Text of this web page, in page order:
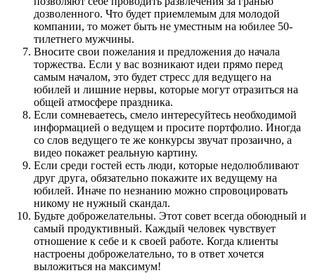
дозволенного. Что будет приемлемым для молодой
компании, то может быть не уместным на юбилее 50-
тилетнего мужчины.
Вносите свои пожелания и предложения до начала
торжества. Если у вас возникают идеи прямо перед
самым началом, это будет стресс для ведущего на
юбилей и лишние нервы, которые могут отразиться на
общей атмосфере праздника.
Если сомневаетесь, смело интересуйтесь необходимой
информацией о ведущем и просите портфолио. Иногда
со слов ведущего те же конкурсы звучат прозаично, а
видео покажет реальную картину.
Если среди гостей есть люди, которые недолюбливают
друг друга, обязательно покажите их ведущему на
юбилей. Иначе по незнанию можно спровоцировать
никому не нужный скандал.
Будьте доброжелательны. Этот совет всегда обоюдный и
самый продуктивный. Каждый человек чувствует
отношение к себе и к своей работе. Когда клиенты
настроены доброжелательно, то в ответ хочется
выложиться на максимум!